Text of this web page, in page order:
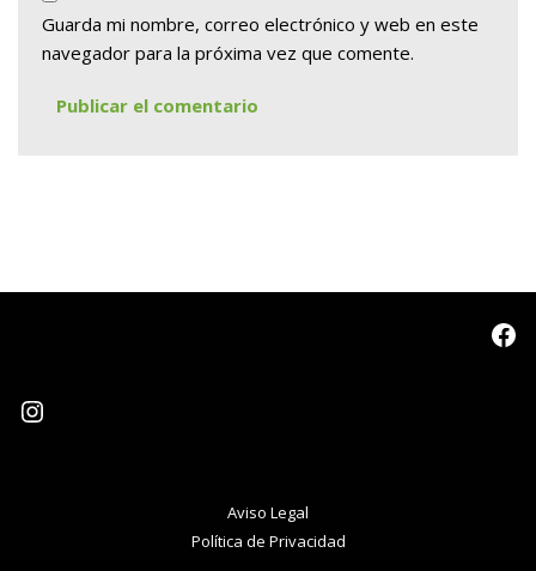
Guarda mi nombre, correo electrónico y web en este
navegador para la próxima vez que comente.
Aviso Legal
Política de Privacidad